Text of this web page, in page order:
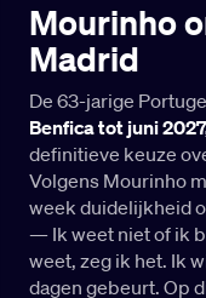
Mourinho
Madrid
De 63-jarige
Benfica tot juni
definitieve keuze
Volgens Mourinho
week duidelijkheid
— Ik weet niet of ik
weet, zeg ik het. Ik
dagen gebeurt. Op